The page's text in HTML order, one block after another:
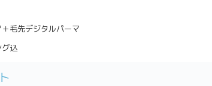
毛先デジタルパーマ
込